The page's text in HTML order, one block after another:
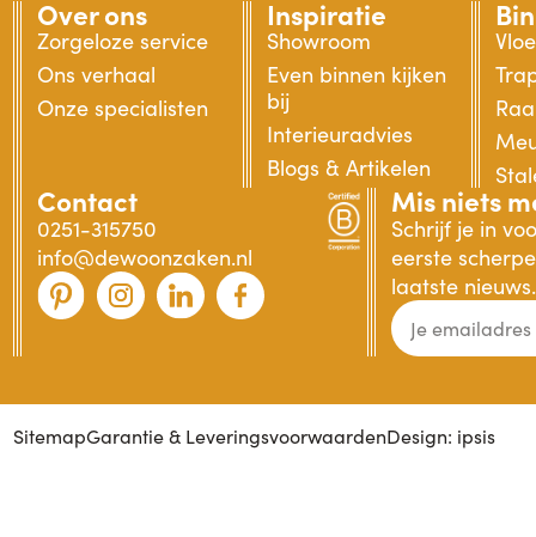
Over ons
Zorgeloze service
Ons verhaal
Onze specialisten
Inspiratie
Showroom
Even binnen kijken
bij
Interieuradvies
Blogs & Artikelen
Contact
0251-315750
info@dewoonzaken.nl
Mis niets
Schrijf je in
eerste
laatste nieuws.
SitemapGarantie & LeveringsvoorwaardenDesign: ipsis